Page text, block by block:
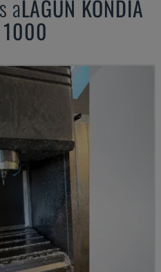
aLAGUN KONDIA
1000